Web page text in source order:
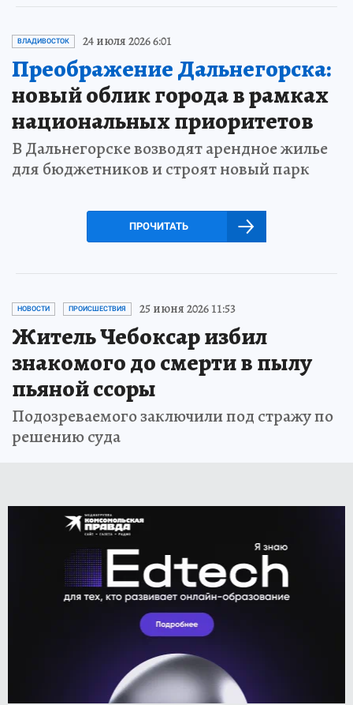
ВЛАДИВОСТОК 24 июля 2026 6:01
Преображение Дальнегорска:
новый облик города в рамках
национальных приоритетов
В Дальнегорске возводят арендное жилье
для бюджетников и строят новый парк
ПРОЧИТАТЬ
НОВОСТИ ПРОИСШЕСТВИЯ 25 июня 2026 11:53
Житель Чебоксар избил
знакомого до смерти в пылу
пьяной ссоры
Подозреваемого заключили под стражу по
решению суда